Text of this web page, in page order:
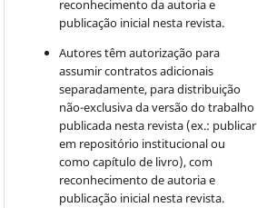
reconhecimento da autoria e
publicação inicial nesta revista.
Autores têm autorização para
assumir contratos adicionais
separadamente, para distribuição
não-exclusiva da versão do trabalho
publicada nesta revista (ex.: publicar
em repositório institucional ou
como capítulo de livro), com
reconhecimento de autoria e
publicação inicial nesta revista.